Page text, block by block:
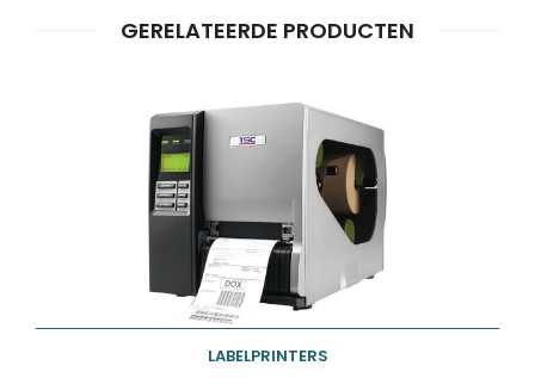
GERELATEERDE PRODUCTEN
LABELPRINTERS